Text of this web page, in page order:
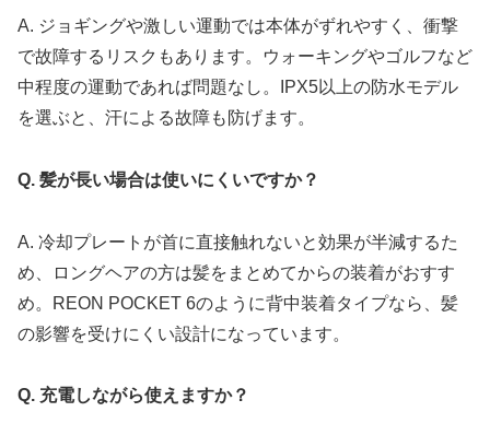
A. ジョギングや激しい運動では本体がずれやすく、衝撃
で故障するリスクもあります。ウォーキングやゴルフなど
中程度の運動であれば問題なし。IPX5以上の防水モデル
を選ぶと、汗による故障も防げます。
Q. 髪が長い場合は使いにくいですか？
A. 冷却プレートが首に直接触れないと効果が半減するた
め、ロングヘアの方は髪をまとめてからの装着がおすす
め。REON POCKET 6のように背中装着タイプなら、髪
の影響を受けにくい設計になっています。
Q. 充電しながら使えますか？